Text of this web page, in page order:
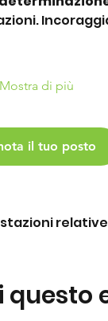
Mostra di più
il tuo posto
questo